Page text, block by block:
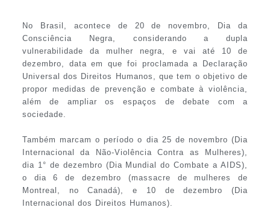
No Brasil, acontece de 20 de novembro, Dia da
Consciência Negra, considerando a dupla
vulnerabilidade da mulher negra, e vai até 10 de
dezembro, data em que foi proclamada a Declaração
Universal dos Direitos Humanos, que tem o objetivo de
propor medidas de prevenção e combate à violência,
além de ampliar os espaços de debate com a
sociedade.
Também marcam o período o dia 25 de novembro (Dia
Internacional da Não-Violência Contra as Mulheres),
dia 1° de dezembro (Dia Mundial do Combate a AIDS),
o dia 6 de dezembro (massacre de mulheres de
Montreal, no Canadá), e 10 de dezembro (Dia
Internacional dos Direitos Humanos).